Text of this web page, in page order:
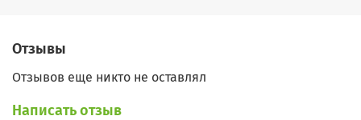
Отзывы
Отзывов еще никто не оставлял
Написать отзыв